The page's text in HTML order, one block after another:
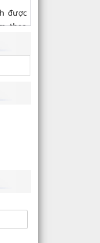
được
theo
ban